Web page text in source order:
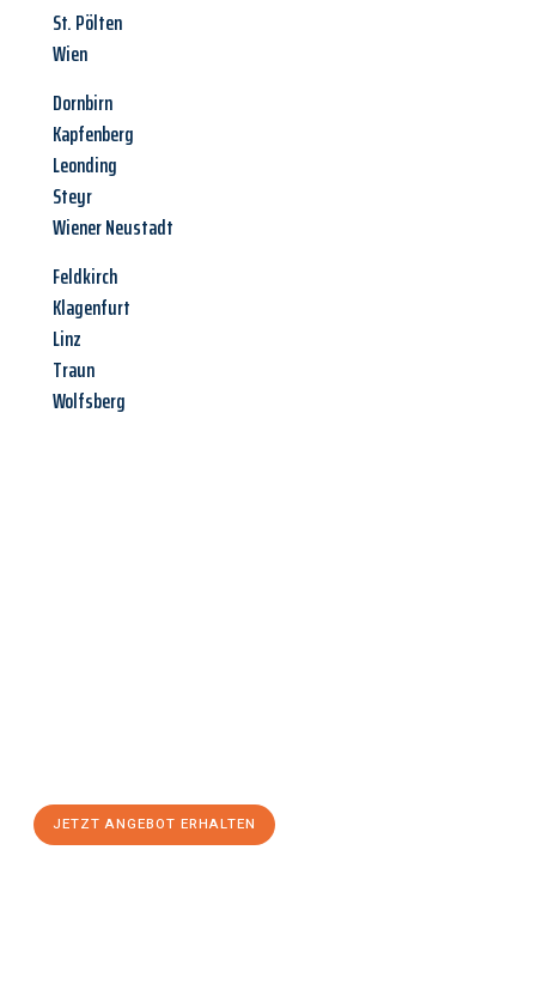
St. Pölten
Wien
Dornbirn
Kapfenberg
Leonding
Steyr
Wiener Neustadt
Feldkirch
Klagenfurt
Linz
Traun
Wolfsberg
JETZT ANGEBOT ERHALTEN